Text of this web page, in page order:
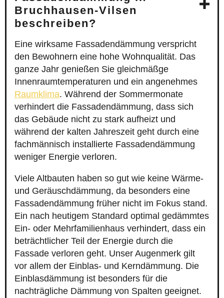
Bruchhausen-Vilsen
beschreiben?
Eine wirksame Fassadendämmung verspricht
den Bewohnern eine hohe Wohnqualität. Das
ganze Jahr genießen Sie gleichmäßge
Innenraumtemperaturen und ein angenehmes
Raumklima. Während der Sommermonate
verhindert die Fassadendämmung, dass sich
das Gebäude nicht zu stark aufheizt und
während der kalten Jahreszeit geht durch eine
fachmännisch installierte Fassadendämmung
weniger Energie verloren.
Viele Altbauten haben so gut wie keine Wärme-
und Geräuschdämmung, da besonders eine
Fassadendämmung früher nicht im Fokus stand.
Ein nach heutigem Standard optimal gedämmtes
Ein- oder Mehrfamilienhaus verhindert, dass ein
beträchtlicher Teil der Energie durch die
Fassade verloren geht. Unser Augenmerk gilt
vor allem der Einblas- und Kerndämmung. Die
Einblasdämmung ist besonders für die
nachträgliche Dämmung von Spalten geeignet.